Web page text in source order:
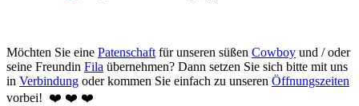
Möchten Sie eine Pa­­ten­­schaft für unseren süßen Cowboy und / oder
seine Freundin Fila übernehmen? Dann setz­­en Sie sich bitte mit uns
in Ver­­bin­dung oder kom­men Sie ein­fach zu un­ser­en Öff­nungs­zei­ten
vor­bei! ❤️ ❤️ ❤️